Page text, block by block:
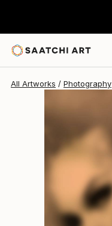
All Artworks Photography